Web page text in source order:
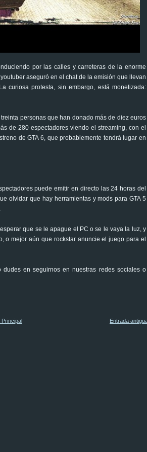
por las calles y carreteras de la enorme
aseguró en el chat de la emisión que llevan
curiosa protesta, sin embargo, está monetizada:
personas que han donado más de diez euros
de 280 espectadores viendo el streaming, con el
de GTA 6, que probablemente tendrá lugar en
puede emitir en directo las 24 horas del
olvidar que hay herramientas y mods para GTA 5
que se le apague el PC o se le vaya la luz, y
o mejor aún que rockstar anuncie el juego para el
dudes en seguirnos en nuestras redes sociales o
Entrada
Principal